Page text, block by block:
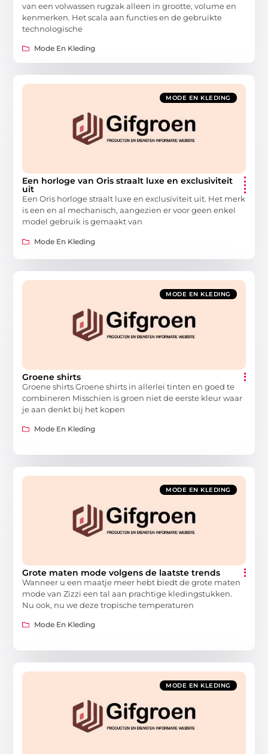
van een volwassen rugzak alleen in grootte, volume en
kenmerken. Het scala aan functies en de gebruikte
technologische
Mode En Kleding
MODE EN KLEDING
Een horloge van Oris straalt luxe en exclusiviteit
uit
Een Oris horloge straalt luxe en exclusiviteit uit. Het merk
is een en al mechanisch, aangezien er voor geen enkel
model gebruik is gemaakt van
Mode En Kleding
MODE EN KLEDING
Groene shirts
Groene shirts Groene shirts in allerlei tinten en goed te
combineren Misschien is groen niet de eerste kleur waar
je aan denkt bij het kopen
Mode En Kleding
MODE EN KLEDING
Grote maten mode volgens de laatste trends
Wanneer u een maatje meer hebt biedt de grote maten
mode van Zizzi een tal aan prachtige kledingstukken.
Nu ook, nu we deze tropische temperaturen
Mode En Kleding
MODE EN KLEDING